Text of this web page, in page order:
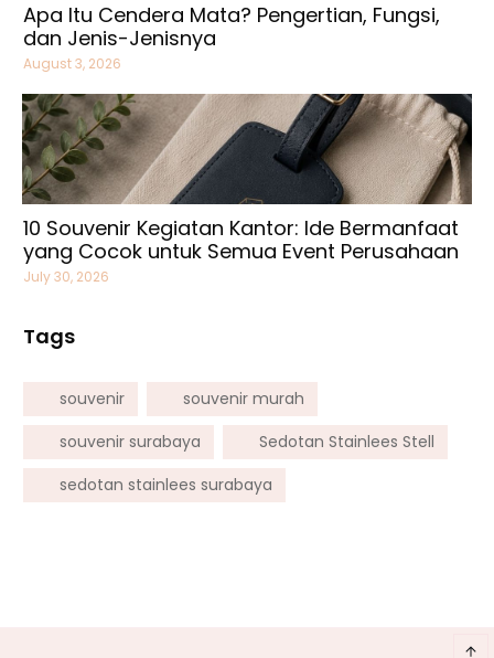
Apa Itu Cendera Mata? Pengertian, Fungsi,
dan Jenis-Jenisnya
August 3, 2026
10 Souvenir Kegiatan Kantor: Ide Bermanfaat
yang Cocok untuk Semua Event Perusahaan
July 30, 2026
Tags
souvenir
souvenir murah
souvenir surabaya
Sedotan Stainlees Stell
sedotan stainlees surabaya